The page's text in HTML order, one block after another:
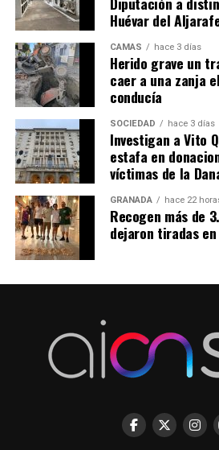
Huévar del
CAMAS hace 3 días
Herido grave un
caer a una zanja
conducía
SOCIEDAD hace 3 días
Investigan a Vito
estafa en
víctimas de la
GRANADA hace 22
Recogen más de
dejaron tiradas